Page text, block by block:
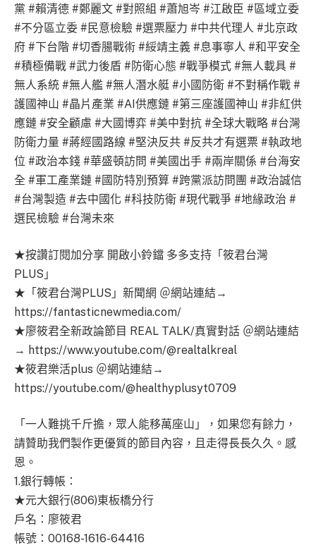
黨 #賴清德 #鄭麗文 #對照組 #蕭旭岑 #江啟臣 #區域立委
#不分區立委 #民意檢驗 #選票壓力 #中共代理人 #北京政
府 #下台階 #切香腸戰術 #綏靖主義 #息事寧人 #和平安全
#積極備戰 #武力後盾 #防衛心態 #戰爭模式 #無人載具 #
無人系統 #無人艦 #無人潛水艇 #小國防衛 #不對稱作戰 #
護國神山 #晶片產業 #AI供應鏈 #第三座護國神山 #非紅供
應鏈 #安全顧慮 #大國博弈 #美中對抗 #全球大戰略 #台灣
防衛力量 #蔣經國路線 #堅決反共 #反共才有選票 #執政地
位 #政治本錢 #華盛頓訪問 #美國出手 #兩岸關係 #台海安
全 #軍工產業鏈 #國防特別預算 #跨黨派訪問團 #政治誠信
#台灣製造 #去中國化 #科技防衛 #現代戰爭 #地緣政治 #
選民檢驗 #台灣未來
★按讚訂閱加分享 開啟小鈴鐺 多多支持「筱君台灣
PLUS」
★「筱君台灣PLUS」新聞網 ＠網站連結→
https://fantasticnewmedia.com/
★廖筱君全新政論節目 REAL TALK/真實對話 ＠網站連結
→ https://www.youtube.com/@realtalkreal
★筱君樂活plus ＠網站連結→
https://youtube.com/@healthyplusyt0709
「一人難挑千斤擔，眾人能移萬座山」，如果您有餘力，
請贊助我們製作更優質的節目內容，且走得長長久久。感
恩。
1.銀行轉帳：
★元大銀行(806)東板橋分行
戶名：廖筱君
帳號：00168-1616-64416